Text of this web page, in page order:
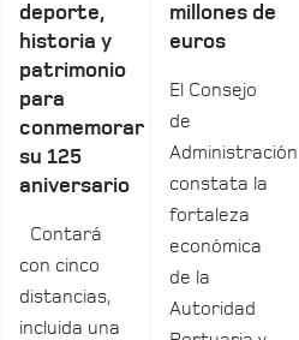
deporte,
historia y
patrimonio
para
conmemorar
su 125
aniversario
Contará
con cinco
distancias,
incluida una
millones de
euros
El Consejo
de
Administración
constata la
fortaleza
económica
de la
Autoridad